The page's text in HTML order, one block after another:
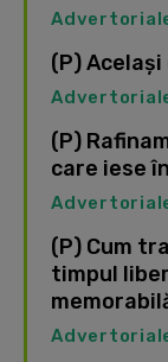
(P)
(P)
care iese
(P) Cum
timpul